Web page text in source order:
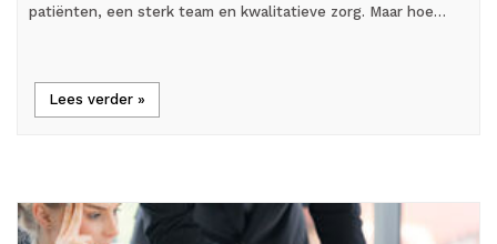
patiënten, een sterk team en kwalitatieve zorg. Maar hoe…
Lees verder »